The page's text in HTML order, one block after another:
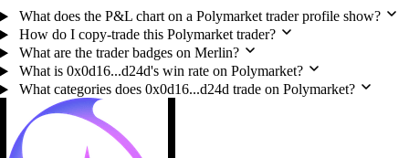
What does the P&L chart on a Polymarket trader profile show?
How do I copy-trade this Polymarket trader?
What are the trader badges on Merlin?
What is 0x0d16...d24d's win rate on Polymarket?
What categories does 0x0d16...d24d trade on Polymarket?